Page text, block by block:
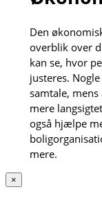
Den
overblik over
kan se, hvor
justeres.
samtale,
mere
også hjælpe
mere.
×